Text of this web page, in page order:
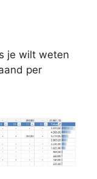
je wilt weten
per